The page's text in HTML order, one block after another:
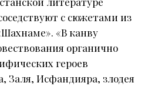
с сюжетами из
«В канву
органично
героев
Заля, Исфандияра, злодея